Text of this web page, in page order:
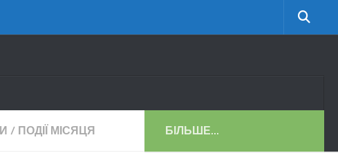
/ ПОДІЇ МІСЯЦЯ БІЛЬШЕ...